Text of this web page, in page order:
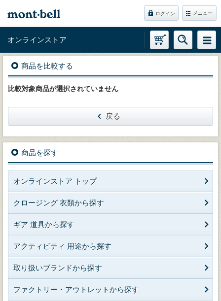
ログイン メニュー
オンラインストア
商品を比較する
比較対象商品が選択されていません
戻る
商品を探す
オンラインストア トップ
クロージング 衣類から探す
ギア 道具から探す
アクティビティ 用途から探す
取り扱いブランドから探す
ファクトリー・アウトレットから探す